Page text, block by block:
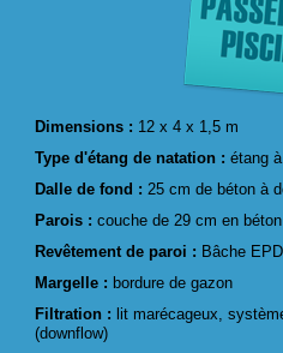
Dimensions : 12 x 4 x 1,5 m
Type d'étang de natation : étang
Dalle de fond : 25 cm de béton à
Parois :couche de 29 cm en
Revêtement de paroi : Bâche
Margelle : bordure de gazon
Filtration : lit marécageux,
(downflow)